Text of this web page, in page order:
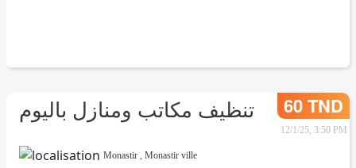
تنظيف مكاتب ومنازل باليوم 60 TND
12/1/25, 3:50 PM
Monastir , Monastir ville